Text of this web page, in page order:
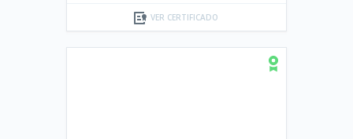
VER CERTIFICADO